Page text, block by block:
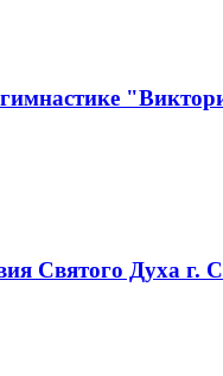
Святого Духа г.